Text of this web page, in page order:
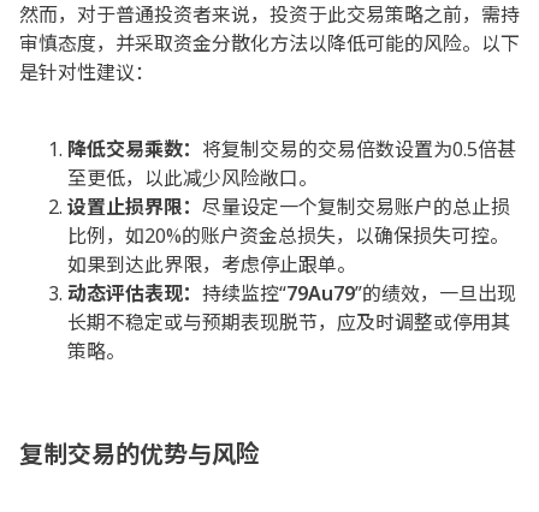
然而，对于普通投资者来说，投资于此交易策略之前，需持
审慎态度，并采取资金分散化方法以降低可能的风险。以下
是针对性建议：
降低交易乘数： 将复制交易的交易倍数设置为0.5倍甚
至更低，以此减少风险敞口。
设置止损界限： 尽量设定一个复制交易账户的总止损
比例，如20%的账户资金总损失，以确保损失可控。
如果到达此界限，考虑停止跟单。
动态评估表现： 持续监控“79Au79”的绩效，一旦出现
长期不稳定或与预期表现脱节，应及时调整或停用其
策略。
复制交易的优势与风险